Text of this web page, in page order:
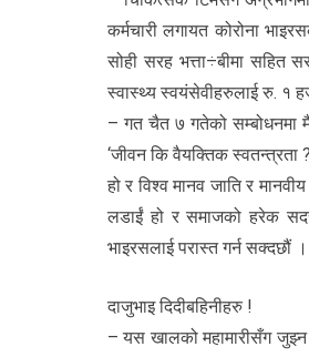
कर्मचारी लगायत कोरोना
सोही सरह भत्ता÷बीमा सहित
स्वास्थ्य स्वयंसेवीहरुलाई रु. १
– गत चैत ७ गतेको सम्बोधनमा
‘जीवन कि वैयक्तिक स्वतन्त्रता
हो र विश्व मानव जाति र
लडाईं हो र समाजको हरेक
भाइरसलाई परास्त गर्न सक्दछौं ।
दाजुभाइ दिदीबहिनीहरु !
– यस खालको महामारीसँग जुझ्न